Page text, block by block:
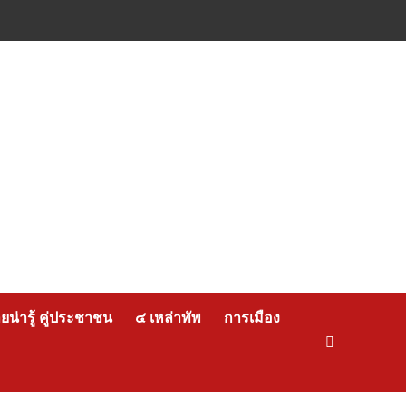
น่ารู้ คู่ประชาชน ๔ เหล่าทัพ การเมือง